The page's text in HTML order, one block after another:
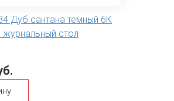
Дуб сантана темный 6К
журнальный стол